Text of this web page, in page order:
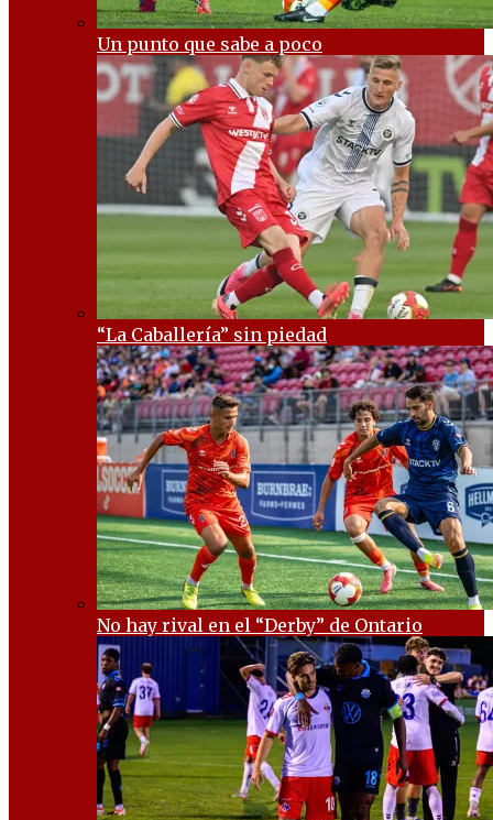
Un punto que sabe a poco
“La Caballería” sin piedad
No hay rival en el “Derby” de Ontario